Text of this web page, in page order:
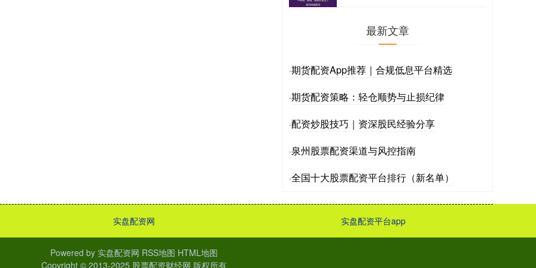
最新文章
·期货配资App推荐｜合规低息平台精选
·期货配资策略：轻仓顺势与止损纪律
·配资炒股技巧｜资深股民经验分享
·泉州股票配资渠道与风控指南
·全国十大股票配资平台排行（新名单）
实盘配资网 实盘配资平台app
Powered by 实盘配资网 RSS地图 HTML地图
Copyright © 2013-2025 股票配资财经网 版权所有